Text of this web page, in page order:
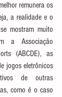
remunera os
a realidade e o
mostram muito
a Associação
(ABCDE), as
jogos eletrônicos
de outras
como é o caso